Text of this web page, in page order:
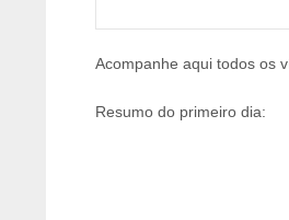
Acompanhe aqui todos os
Resumo do primeiro dia: